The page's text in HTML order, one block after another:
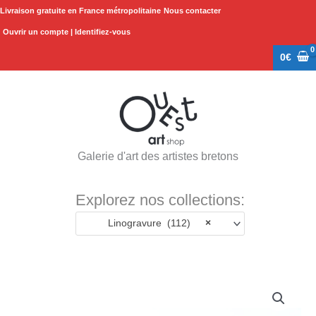
Aller
Livraison gratuite en France métropolitaine Nous contacter
Ouvrir un compte | Identifiez-vous
0€
Galerie d'art des artistes bretons
Explorez nos collections:
×
Linogravure (112)